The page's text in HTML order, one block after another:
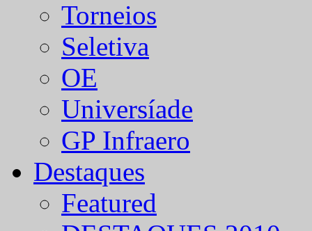
Torneios
Seletiva
OE
Universíade
GP Infraero
Destaques
Featured